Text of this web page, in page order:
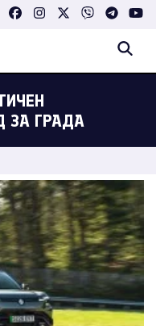
ЗА ГРАДА